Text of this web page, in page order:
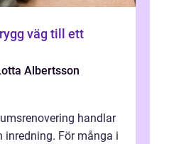
Albertsson
handlar
inredning. För många i